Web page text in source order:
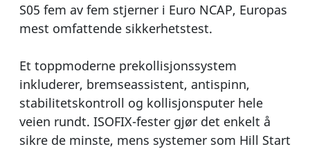
S05 fem av fem stjerner i Euro NCAP, Europas
mest omfattende sikkerhetstest.
Et toppmoderne prekollisjonssystem
inkluderer, bremseassistent, antispinn,
stabilitetskontroll og kollisjonsputer hele
veien rundt. ISOFIX-fester gjør det enkelt å
sikre de minste, mens systemer som Hill Start